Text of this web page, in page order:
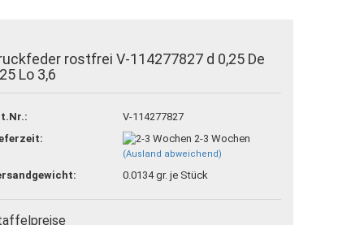
erstellen
vergessen?
rostfrei V-114277827 d 0,25 De
Lo 3,6
V-114277827
2-3 Wochen
(Ausland abweichend)
0.0134gr. je Stück